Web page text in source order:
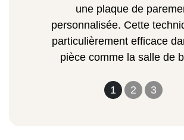
1 2 3
une plaque de
personnalisée. Cette
particulièrement efficace
pièce comme la salle de